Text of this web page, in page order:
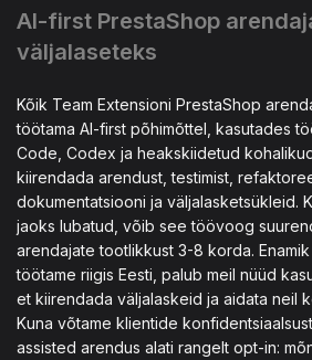
AI-first PrestaShop
väljalaseteks
Kõik Team Extensioni PrestaShop
töötama AI-first põhimõttel, kasutades
Code, Codex ja heakskiidetud
kiirendada arendust, testimist,
dokumentatsiooni ja väljalasketsükleid.
jaoks lubatud, võib see töövoog
arendajate tootlikkust 3-8 korda.
töötame riigis Eesti, palub meil nüüd
et kiirendada väljalaskeid ja aidata neil
Kuna võtame klientide
assisted arendus alati rangelt opt-in: